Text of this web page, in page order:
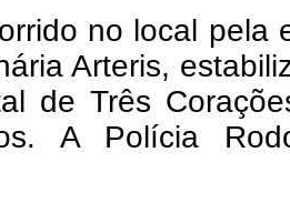
no local pela
Arteris,
de Três
A Polícia